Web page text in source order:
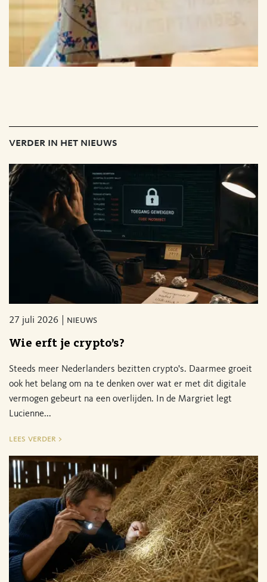
verder in het nieuws
27 juli 2026 nieuws
Wie erft je crypto’s?
Steeds meer Nederlanders bezitten crypto's. Daarmee groeit
ook het belang om na te denken over wat er met dit digitale
vermogen gebeurt na een overlijden. In de Margriet legt
Lucienne...
lees verder >